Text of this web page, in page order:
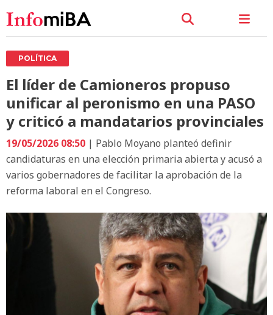
POLÍTICA
El líder de Camioneros propuso
unificar al peronismo en una PASO
y criticó a mandatarios provinciales
19/05/2026 08:50 | Pablo Moyano planteó definir
candidaturas en una elección primaria abierta y acusó a
varios gobernadores de facilitar la aprobación de la
reforma laboral en el Congreso.